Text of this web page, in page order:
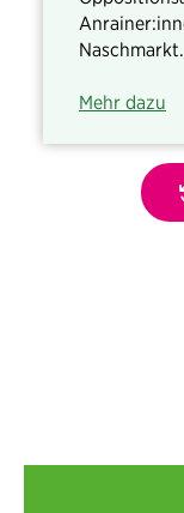
Naschmarkt.
Mehr dazu